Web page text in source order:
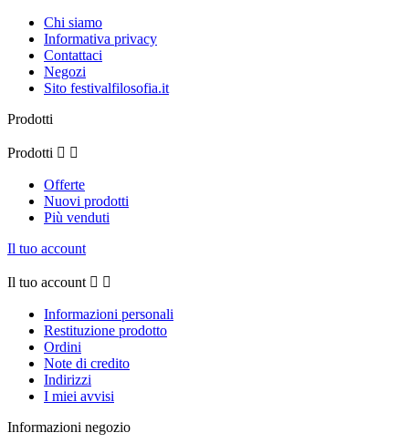
Chi siamo
Informativa privacy
Contattaci
Negozi
Sito festivalfilosofia.it
Prodotti
Prodotti  
Offerte
Nuovi prodotti
Più venduti
Il tuo account
Il tuo account  
Informazioni personali
Restituzione prodotto
Ordini
Note di credito
Indirizzi
I miei avvisi
Informazioni negozio